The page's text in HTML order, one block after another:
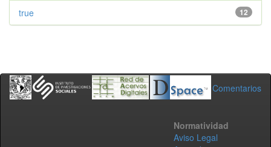
12
true
Comentarios
Normatividad
Aviso Legal